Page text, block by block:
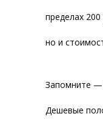
пределах
но и
Запомните
Дешевые